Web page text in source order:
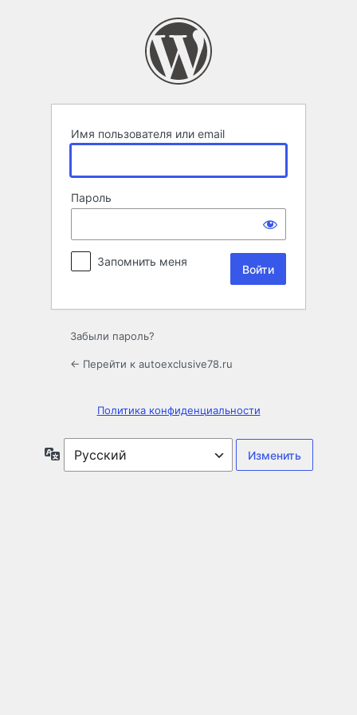
Имя пользователя или email
Пароль
Запомнить меня
Забыли пароль?
← Перейти к autoexclusive78.ru
Политика конфиденциальности
Язык